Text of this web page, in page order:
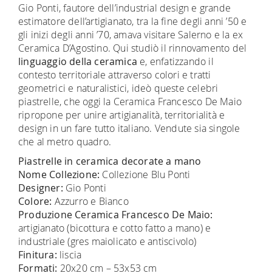
Gio Ponti, fautore dell’industrial design e grande
estimatore dell’artigianato, tra la fine degli anni ’50 e
gli inizi degli anni ’70, amava visitare Salerno e la ex
Ceramica D’Agostino. Qui studiò il rinnovamento del
linguaggio della ceramica e, enfatizzando il
contesto territoriale attraverso colori e tratti
geometrici e naturalistici, ideò queste celebri
piastrelle, che oggi la Ceramica Francesco De Maio
ripropone per unire artigianalità, territorialità e
design in un fare tutto italiano. Vendute sia singole
che al metro quadro.
Piastrelle in ceramica decorate a mano
Nome Collezione: Collezione Blu Ponti
Designer: Gio Ponti
Colore: Azzurro e Bianco
Produzione Ceramica Francesco De Maio:
artigianato (bicottura e cotto fatto a mano) e
industriale (gres maiolicato e antiscivolo)
Finitura: liscia
Formati: 20x20 cm – 53x53 cm